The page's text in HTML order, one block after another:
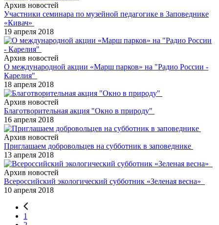
Архив новостей
Участники семинара по музейной педагогике в Заповеднике
«Кивач»
19 апреля 2018
Архив новостей
О международной акции «Марш парков» на "Радио России -
Карелия"
18 апреля 2018
Архив новостей
Благотворительная акция "Окно в природу"
16 апреля 2018
Архив новостей
Приглашаем добровольцев на субботник в заповеднике
13 апреля 2018
Архив новостей
Всероссийский экологический субботник «Зеленая весна»
10 апреля 2018
1